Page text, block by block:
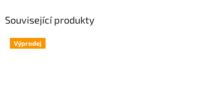
Související produkty
Výprodej